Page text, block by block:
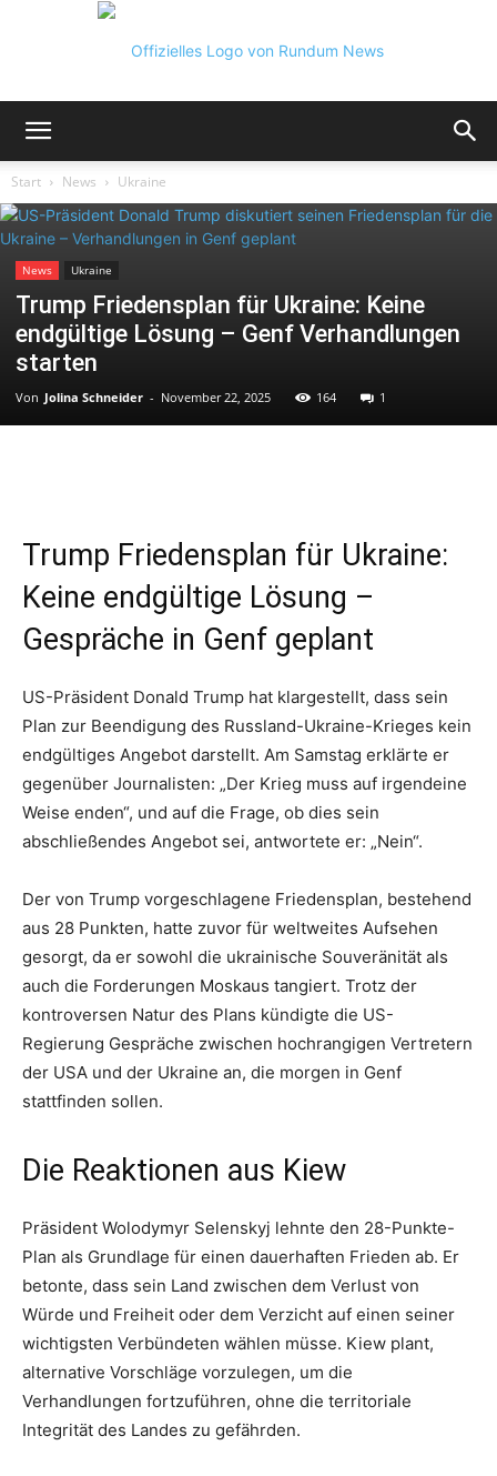
News
Start News Ukraine
News Ukraine
Trump Friedensplan für Ukraine: Keine
endgültige Lösung – Genf Verhandlungen
starten
Von Jolina Schneider - November 22, 2025 164 1
Trump Friedensplan für Ukraine:
Keine endgültige Lösung –
Gespräche in Genf geplant
US-Präsident Donald Trump hat klargestellt, dass sein
Plan zur Beendigung des Russland-Ukraine-Krieges kein
endgültiges Angebot darstellt. Am Samstag erklärte er
gegenüber Journalisten: „Der Krieg muss auf irgendeine
Weise enden“, und auf die Frage, ob dies sein
abschließendes Angebot sei, antwortete er: „Nein“.
Der von Trump vorgeschlagene Friedensplan, bestehend
aus 28 Punkten, hatte zuvor für weltweites Aufsehen
gesorgt, da er sowohl die ukrainische Souveränität als
auch die Forderungen Moskaus tangiert. Trotz der
kontroversen Natur des Plans kündigte die US-
Regierung Gespräche zwischen hochrangigen Vertretern
der USA und der Ukraine an, die morgen in Genf
stattfinden sollen.
Die Reaktionen aus Kiew
Präsident Wolodymyr Selenskyj lehnte den 28-Punkte-
Plan als Grundlage für einen dauerhaften Frieden ab. Er
betonte, dass sein Land zwischen dem Verlust von
Würde und Freiheit oder dem Verzicht auf einen seiner
wichtigsten Verbündeten wählen müsse. Kiew plant,
alternative Vorschläge vorzulegen, um die
Verhandlungen fortzuführen, ohne die territoriale
Integrität des Landes zu gefährden.